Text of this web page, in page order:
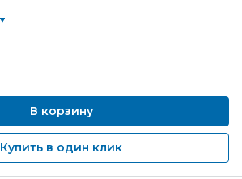
В корзину
Купить в один клик